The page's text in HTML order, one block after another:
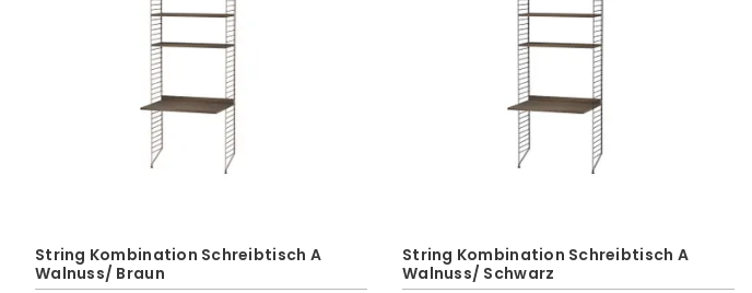
String Kombination Schreibtisch A
Walnuss/ Braun
String Kombination Schreibtisch A
Walnuss/ Schwarz